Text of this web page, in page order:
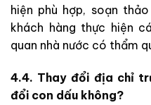
hiện phù hợp, soạn
khách hàng thực hiện
quan nhà nước có thẩm
4.4. Thay đổi địa chỉ
đổi con dấu không?